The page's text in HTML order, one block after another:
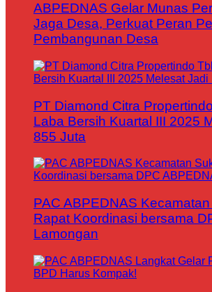
ABPEDNAS Gelar Munas
Jaga Desa, Perkuat Peran
Pembangunan Desa
PT Diamond Citra
Laba Bersih Kuartal III 2025
855 Juta
PAC ABPEDNAS
Rapat Koordinasi bersama
Lamongan